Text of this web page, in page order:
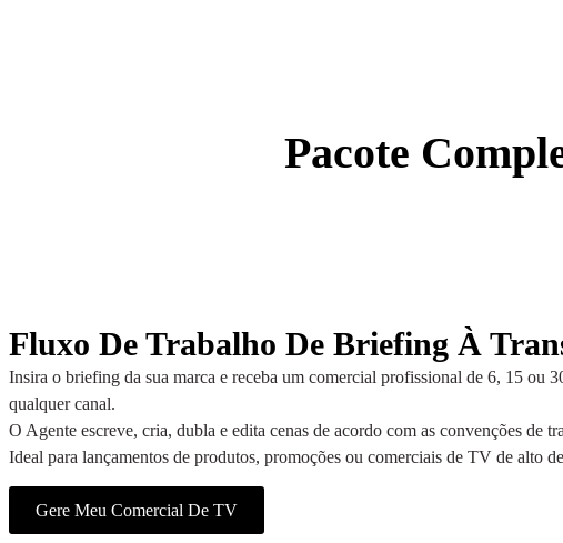
Pacote
Fluxo De Trabalho De Briefing À
Insira o briefing da sua marca e receba um comercial profissional de 6, 15 ou
qualquer canal.
O Agente escreve, cria, dubla e edita cenas de acordo com as convenções de
Ideal para lançamentos de produtos, promoções ou comerciais de TV de alto
Gere Meu Comercial De TV